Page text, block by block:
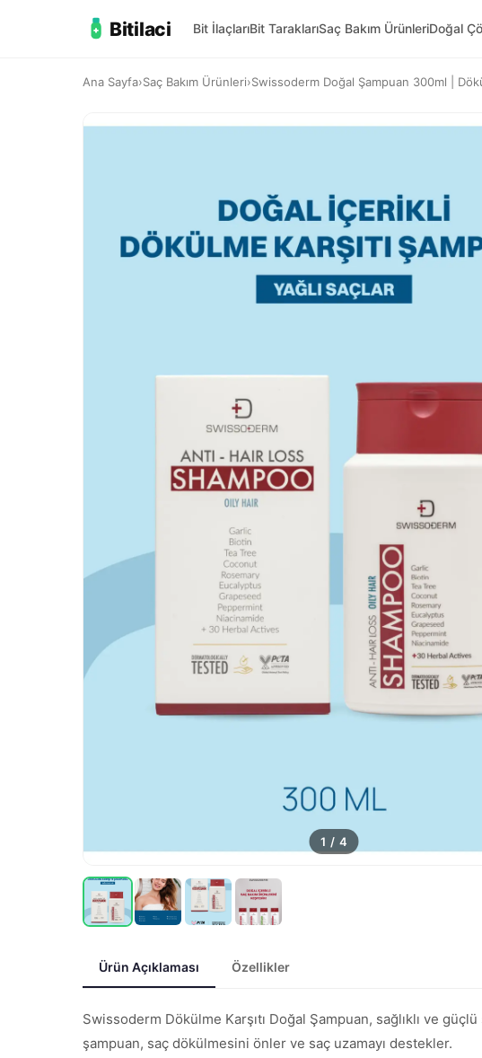
Bitilaci Bit İlaçlarıBit TaraklarıSaç Bakım ÜrünleriDoğal
Ana Sayfa›Saç Bakım Ürünleri›Swissoderm Doğal Şampuan 300ml |
1 / 4
Ürün Açıklaması Özellikler
Swissoderm Dökülme Karşıtı Doğal Şampuan, sağlıklı ve
şampuan, saç dökülmesini önler ve saç uzamayı destekler.